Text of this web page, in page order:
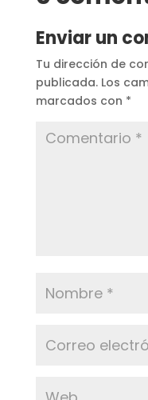
Enviar un
Tu dirección de
publicada. Los
marcados con *